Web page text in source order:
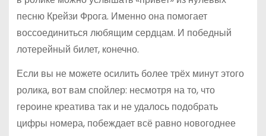
песню Крейзи Фрога. Именно она помогает
воссоединиться любящим сердцам. И победный
лотерейный билет, конечно.
Если вы не можете осилить более трёх минут этого
ролика, вот вам спойлер: несмотря на то, что
героине креатива так и не удалось подобрать
цифры номера, побеждает всё равно новогоднее